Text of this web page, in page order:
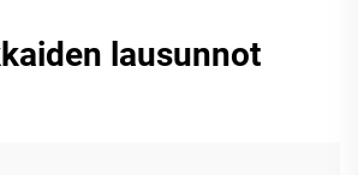
lausunnot